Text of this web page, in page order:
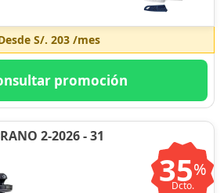
S/. 203/mes
promoción
2-2026 - 31
35%
Dcto.